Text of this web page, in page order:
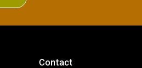
Contact